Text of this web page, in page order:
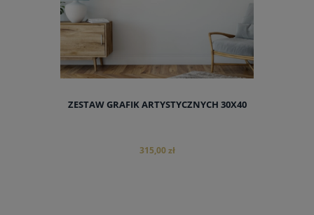
ZESTAW GRAFIK ARTYSTYCZNYCH 30X40
315,00 zł